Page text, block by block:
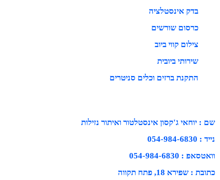
בדק אינסטלציה
כרסום שורשים
צילום קווי ביוב
שירותי ביובית
התקנת ברזים וכלים סניטרים
שם : יוחאי ג'קסון אינסטלטור ואיתור נזילות
נייד : 054-984-6830
וואטסאפ : 054-984-6830
כתובת : שפירא 18, פתח תקווה